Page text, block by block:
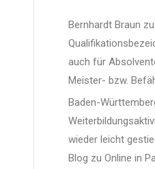
Bernhardt Braun zu
auch für
Meister- bzw.
Baden-
wieder leicht
Blog zu Online in